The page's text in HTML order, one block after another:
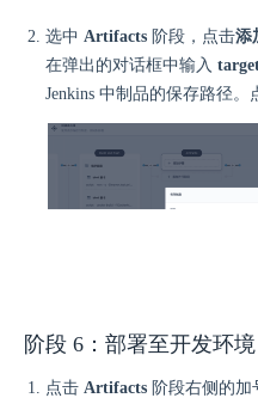
选中 Artifacts 阶段，点击添
在弹出的对话框中输入
Jenkins 中制品的保存路径。
阶段 6：部署至开发环境
点击 Artifacts 阶段右侧的